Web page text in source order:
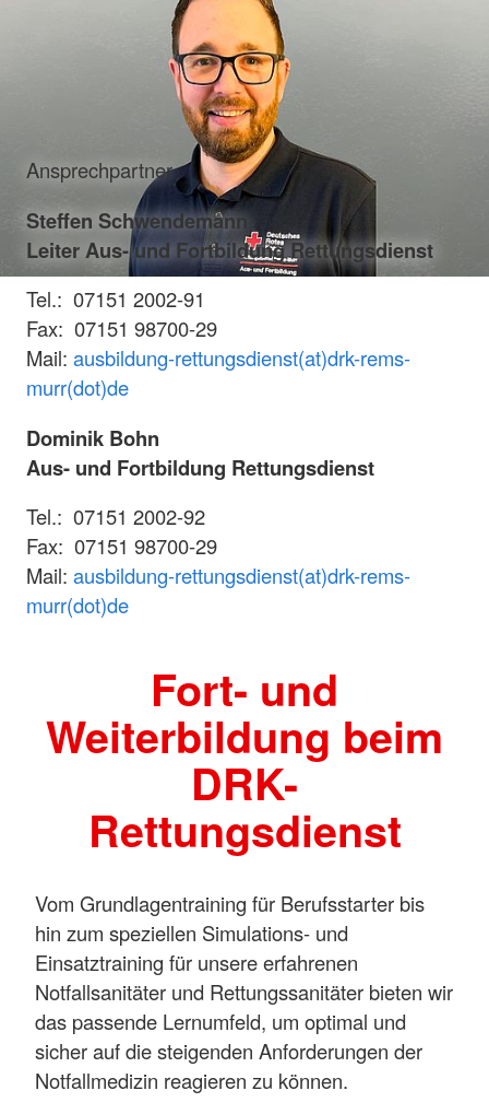
Ansprechpartner
Steffen Schwendemann
Leiter Aus- und Fortbildung Rettungsdienst
Tel.: 07151 2002-91
Fax: 07151 98700-29
Mail: ausbildung-rettungsdienst(at)drk-rems-
murr(dot)de
Dominik Bohn
Aus- und Fortbildung Rettungsdienst
Tel.: 07151 2002-92
Fax: 07151 98700-29
Mail: ausbildung-rettungsdienst(at)drk-rems-
murr(dot)de
Fort- und
Weiterbildung beim
DRK-
Rettungsdienst
Vom Grundlagentraining für Berufsstarter bis
hin zum speziellen Simulations- und
Einsatztraining für unsere erfahrenen
Notfallsanitäter und Rettungssanitäter bieten wir
das passende Lernumfeld, um optimal und
sicher auf die steigenden Anforderungen der
Notfallmedizin reagieren zu können.